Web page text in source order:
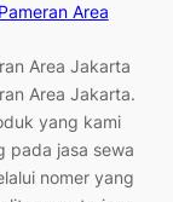
Area
Area Jakarta
Area Jakarta.
yang kami
pada jasa sewa
nomer yang